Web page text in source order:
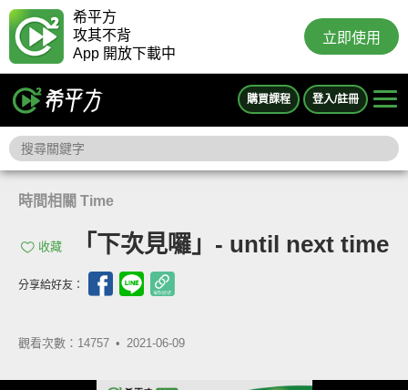
希平方
攻其不背
App 開放下載中
立即使用
購買課程 登入/註冊
時間相關 Time
收藏 「下次見囉」- until next time
分享給好友：
觀看次數：14757 • 2021-06-09